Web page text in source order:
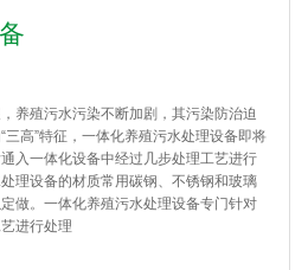
养殖污水污染不断加剧，其污染防治迫
高”特征，一体化养殖污水处理设备即将
入一体化设备中经过几步处理工艺进行
理设备的材质常用碳钢、不锈钢和玻璃
做。一体化养殖污水处理设备专门针对
进行处理